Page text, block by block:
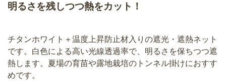
明るさを残しつつ熱をカット！
チタンホワイト＋温度上昇防止材入りの遮光・遮熱ネット
です。白色による高い光線透過率で、明るさを保ちつつ遮
熱します。夏場の育苗や露地栽培のトンネル掛けにおすす
めです。